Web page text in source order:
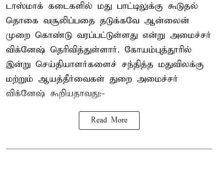
டாஸ்மாக் கடைகளில் மது பாட்டிலுக்கு கூடுதல்
தொகை வசூலிப்பதை தடுக்கவே ஆன்லைன்
முறை கொண்டு வரப்பட்டுள்ளது என்று அமைச்சர்
விக்னேஷ் தெரிவித்துள்ளார். கோயம்புத்தூரில்
இன்று செய்தியாளர்களைச் சந்தித்த மதுவிலக்கு
மற்றும் ஆயத்தீர்வைகள் துறை அமைச்சர்
விக்னேஷ் கூறியதாவது:-
Read More